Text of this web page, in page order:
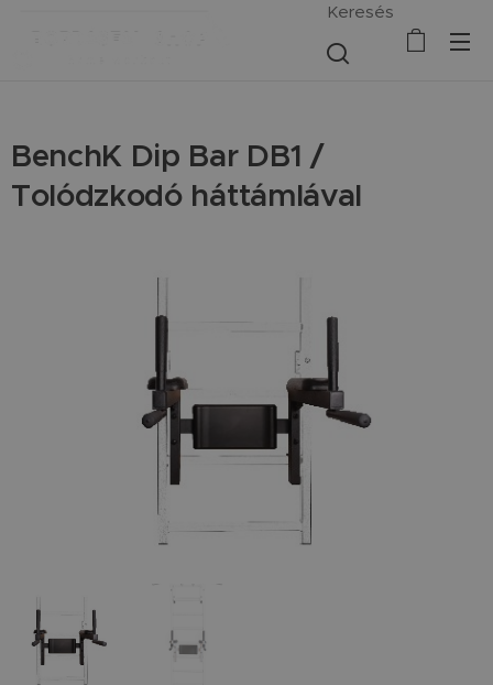
Keresés
BenchK Dip Bar DB1 /
Tolódzkodó háttámlával